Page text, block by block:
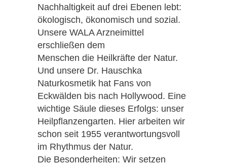
Nachhaltigkeit auf drei Ebenen lebt:
ökologisch, ökonomisch und sozial.
Unsere WALA Arzneimittel
erschließen dem
Menschen die Heilkräfte der Natur.
Und unsere Dr. Hauschka
Naturkosmetik hat Fans von
Eckwälden bis nach Hollywood. Eine
wichtige Säule dieses Erfolgs: unser
Heilpflanzengarten. Hier arbeiten wir
schon seit 1955 verantwortungsvoll
im Rhythmus der Natur.
Die Besonderheiten: Wir setzen